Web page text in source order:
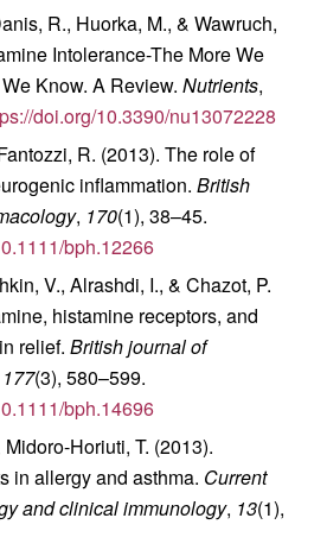
R., Huorka, M., & Wawruch,
Intolerance-The More We
Know. A Review. Nutrients,
doi.org/10.3390/nu13072228
R. (2013). The role of
inflammation. British
, 170(1), 38–45.
bph.12266
V., Alrashdi, I., & Chazot, P.
histamine receptors, and
relief. British journal of
177(3), 580–599.
bph.14696
Horiuti, T. (2013).
in allergy and asthma. Current
and clinical immunology, 13(1),